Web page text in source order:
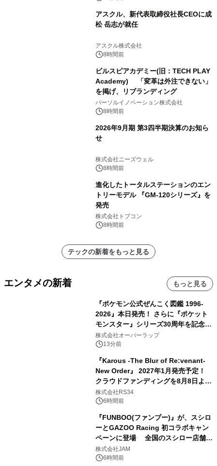
アスクル、新代表取締役社長CEOに成
松 岳志が就任
アスクル株式会社
8時間前
ビルスピアカデミー(旧：TECH PLAY
Academy) 「変革は外注できない」
を掲げ、リブランディング
パーソルイノベーション株式会社
8時間前
2026年9月期 第3四半期決算のお知ら
せ
株式会社ニーズウェル
8時間前
進化したトータルステーションのエン
トリーモデル 『GM-120シリーズ』を
発売
株式会社トプコン
8時間前
テックの新着をもっと見る
エンタメの新着 もっと見る
『ポケモン公式ぜんこく図鑑 1996-
2026』本日発売！ さらに『ポケット
モンスター』シリーズ30周年を記念し
た画集『ポケットモンスター ビジュア
ルアートブック』の発売決定！ 2026
株式会社オーバーラップ
13分前
『Karous -The Blur of Re:venant-
New Order』 2027年1月発売予定！
クラウドファンディングを8月8日より
開始
株式会社RS34
6時間前
『FUNBOO(ファンブー)』が、スシロ
ーとGAZOO Racing 初コラボキャン
ペーンに登場 全国のスシロー店舗で
GR 4車種の FUNBOO(ミニカー)付き
メニューが展開されます
株式会社JAM
6時間前